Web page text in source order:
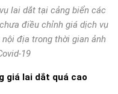
lai dắt tại cảng biển các
điều chỉnh giá dịch vụ
địa trong thời gian ảnh
19
giá lai dắt quá cao